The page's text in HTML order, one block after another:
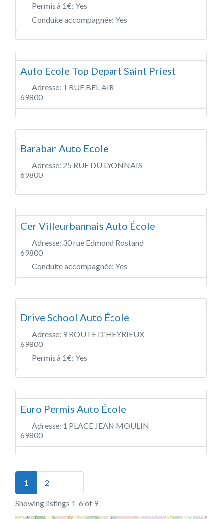
Permis à 1€: Yes
Conduite accompagnée: Yes
Auto Ecole Top Depart Saint Priest
Adresse: 1 RUE BEL AIR
69800
Baraban Auto Ecole
Adresse: 25 RUE DU LYONNAIS
69800
Cer Villeurbannais Auto École
Adresse: 30 rue Edmond Rostand
69800
Conduite accompagnée: Yes
Drive School Auto École
Adresse: 9 ROUTE D'HEYRIEUX
69800
Permis à 1€: Yes
Euro Permis Auto École
Adresse: 1 PLACE JEAN MOULIN
69800
Posts navigation
1 2
Showing listings 1-6 of 9